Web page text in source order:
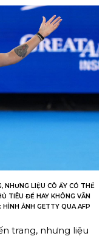
NHƯNG LIỆU CÔ ẤY CÓ THỂ
TIÊU ĐỀ HAY KHÔNG VẪN
ẢNH GETTY QUA AFP
trang, nhưng liệu